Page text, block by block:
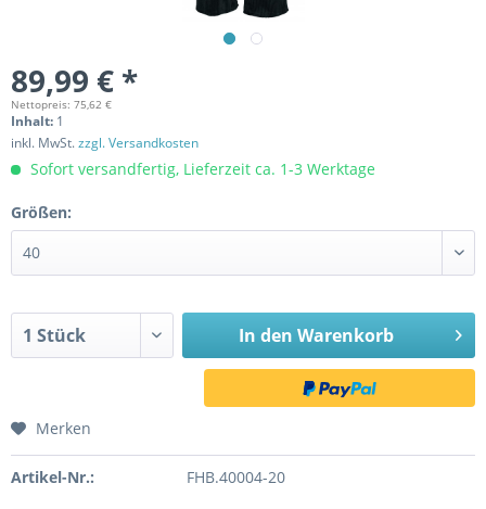
89,99 € *
Nettopreis: 75,62 €
Inhalt: 1
inkl. MwSt.zzgl. Versandkosten
Sofort versandfertig, Lieferzeit ca. 1-3 Werktage
Größen:
In den Warenkorb
Merken
Artikel-Nr.: FHB.40004-20